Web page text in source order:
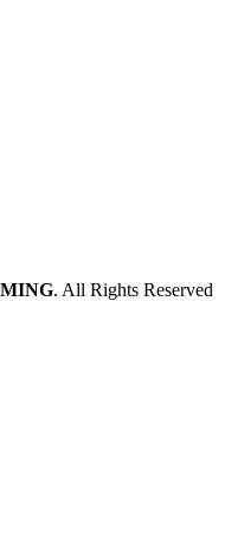
. All Rights Reserved